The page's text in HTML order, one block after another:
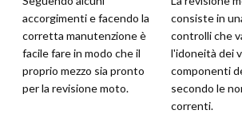
accorgimenti e facendo la
corretta manutenzione è
facile fare in modo che il
proprio mezzo sia pronto
per la revisione moto.
consiste in
controlli che
l'idoneità dei
componenti
secondo le
correnti.